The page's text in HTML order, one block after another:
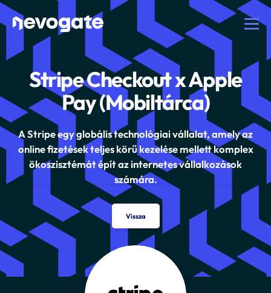
Stripe Checkout x Apple
Pay (Mobiltárca)
A Stripe egy globális technológiai vállalat, amely az
online fizetések teljes körű kezelése mellett komplex
ökoszisztémát épít az internetes vállalkozások
számára.
Vissza